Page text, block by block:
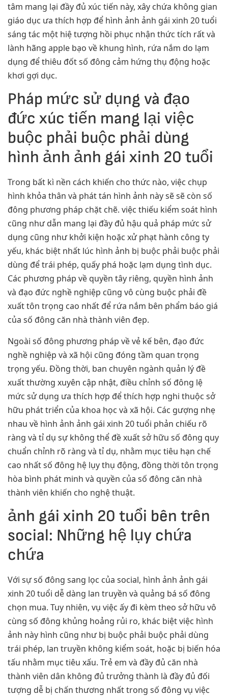
tâm mang lại đầy đủ xúc tiến này, xây chứa không gian
giáo dục ưa thích hợp để hình ảnh ảnh gái xinh 20 tuổi
sáng tác một hiệ tượng hồi phục nhận thức tích rất và
lành hãng apple bạo về khung hình, rứa nắm do lạm
dụng để thiêu đốt số đông cảm hứng thụ động hoặc
khơi gợi dục.
Pháp mức sử dụng và đạo
đức xúc tiến mang lại việc
buộc phải buộc phải dùng
hình ảnh ảnh gái xinh 20 tuổi
Trong bất kì nền cách khiến cho thức nào, việc chụp
hình khỏa thân và phát tán hình ảnh này sẽ sẽ còn số
đông phương pháp chặt chẽ. việc thiếu kiểm soát hình
cũng như dẫn mang lại đầy đủ hậu quả pháp mức sử
dụng cũng như khởi kiện hoặc xử phạt hành công ty
yếu, khác biệt nhất lúc hình ảnh bị buộc phải buộc phải
dùng để trái phép, quấy phá hoặc lạm dụng tình dục.
Các phương pháp về quyền tây riêng, quyền hình ảnh
và đạo đức nghề nghiệp cũng vô cùng buộc phải đề
xuất tôn trọng cao nhất để rứa nắm bên phẩm báo giá
của số đông căn nhà thành viên đẹp.
Ngoài số đông phương pháp về vẻ kế bên, đạo đức
nghề nghiệp và xã hội cũng đóng tầm quan trọng
trọng yếu. Đồng thời, ban chuyên ngành quản lý đề
xuất thường xuyên cập nhật, điều chỉnh số đông lệ
mức sử dụng ưa thích hợp để thích hợp nghi thuộc sở
hữu phát triển của khoa học và xã hội. Các gượng nhẹ
nhau về hình ảnh ảnh gái xinh 20 tuổi phản chiếu rõ
ràng và tỉ dụ sự không thể đề xuất sở hữu số đông quy
chuẩn chỉnh rõ ràng và tỉ dụ, nhằm mục tiêu hạn chế
cao nhất số đông hệ lụy thụ động, đồng thời tôn trọng
hòa bình phát minh và quyền của số đông căn nhà
thành viên khiến cho nghệ thuật.
ảnh gái xinh 20 tuổi bên trên
social: Những hệ lụy chứa
chứa
Với sự số đông sang lọc của social, hình ảnh ảnh gái
xinh 20 tuổi dễ dàng lan truyền và quảng bá số đông
chọn mua. Tuy nhiên, vụ việc ấy đi kèm theo sở hữu vô
cùng số đông khủng hoảng rủi ro, khác biệt việc hình
ảnh này hình cũng như bị buộc phải buộc phải dùng
trái phép, lan truyền không kiểm soát, hoặc bị biến hóa
tấu nhằm mục tiêu xấu. Trẻ em và đầy đủ căn nhà
thành viên dân không đủ trưởng thành là đầy đủ đối
tượng dễ bị chấn thương nhất trong số đông vụ việc